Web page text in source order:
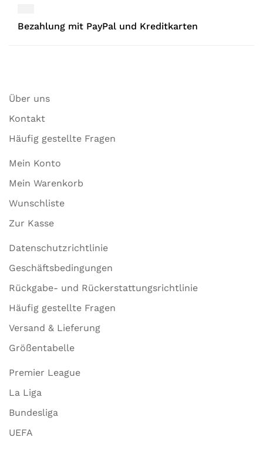
Bezahlung mit PayPal und Kreditkarten
Über uns
Kontakt
Häufig gestellte Fragen
Mein Konto
Mein Warenkorb
Wunschliste
Zur Kasse
Datenschutzrichtlinie
Geschäftsbedingungen
Rückgabe- und Rückerstattungsrichtlinie
Häufig gestellte Fragen
Versand & Lieferung
Größentabelle
Premier League
La Liga
Bundesliga
UEFA